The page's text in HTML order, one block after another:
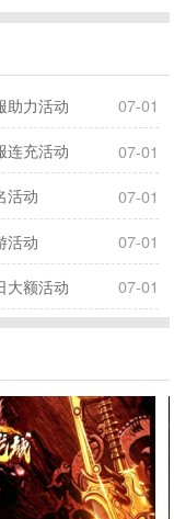
助力活动
07-01
连充活动
07-01
活动
07-01
活动
07-01
大额活动 07-01